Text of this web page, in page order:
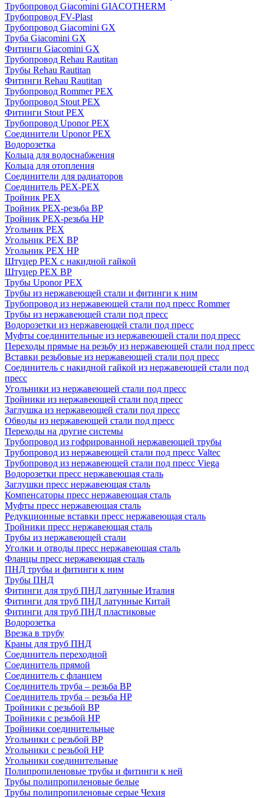
Трубопровод Giacomini GIACOTHERM
Трубопровод FV-Plast
Трубопровод Giacomini GX
Труба Giacomini GX
Фитинги Giacomini GX
Трубопровод Rehau Rautitan
Трубы Rehau Rautitan
Фитинги Rehau Rautitan
Трубопровод Rommer PEX
Трубопровод Stout PEX
Фитинги Stout PEX
Трубопровод Uponor PEX
Соединители Uponor PEX
Водорозетка
Кольца для водоснабжения
Кольца для отопления
Соединители для радиаторов
Соединитель PEX-PEX
Тройник PEX
Тройник PEX-резьба ВР
Тройник PEX-резьба НР
Угольник PEX
Угольник PEX ВР
Угольник PEX НР
Штуцер PEX c накидной гайкой
Штуцер PEX ВР
Трубы Uponor PEX
Трубы из нержавеющей стали и фитинги к ним
Трубопровод из нержавеющей стали под пресс Rommer
Трубы из нержавеющей стали под пресс
Водорозетки из нержавеющей стали под пресс
Муфты соединительные из нержавеющей стали под пресс
Переходы прямые на резьбу из нержавеющей стали под пресс
Вставки резьбовые из нержавеющей стали под пресс
Соединитель с накидной гайкой из нержавеющей стали под
пресс
Угольники из нержавеющей стали под пресс
Тройники из нержавеющей стали под пресс
Заглушка из нержавеющей стали под пресс
Обводы из нержавеющей стали под пресс
Переходы на другие системы
Трубопровод из гофрированной нержавеющей трубы
Трубопровод из нержавеющей стали под пресс Valtec
Трубопровод из нержавеющей стали под пресс Viega
Водорозетки пресс нержавеющая сталь
Заглушки пресс нержавеющая сталь
Компенсаторы пресс нержавеющая сталь
Муфты пресс нержавеющая сталь
Редукционные вставки пресс нержавеющая сталь
Тройники пресс нержавеющая сталь
Трубы из нержавеющей стали
Уголки и отводы пресс нержавеющая сталь
Фланцы пресс нержавеющая сталь
ПНД трубы и фитинги к ним
Трубы ПНД
Фитинги для труб ПНД латунные Италия
Фитинги для труб ПНД латунные Китай
Фитинги для труб ПНД пластиковые
Водорозетка
Врезка в трубу
Краны для труб ПНД
Соединитель переходной
Соединитель прямой
Соединитель с фланцем
Соединитель труба – резьба ВР
Соединитель труба – резьба НР
Тройники с резьбой ВР
Тройники с резьбой НР
Тройники соединительные
Угольники с резьбой ВР
Угольники с резьбой НР
Угольники соединительные
Полипропиленовые трубы и фитинги к ней
Трубы полипропиленовые белые
Трубы полипропиленовые серые Чехия